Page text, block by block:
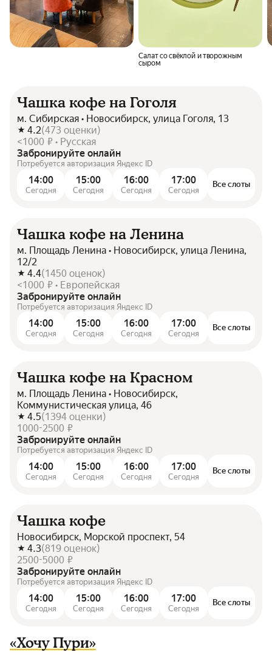
Салат со свёклой и творожным
сыром
Чашка кофе на Гоголя
м. Сибирская • Новосибирск, улица Гоголя, 13
4.2(473 оценки)
<1000 ₽ • Русская
Забронируйте онлайн
Потребуется авторизация Яндекс ID
14:00
Сегодня
15:00
Сегодня
16:00
Сегодня
17:00
Сегодня
Все слоты
Чашка кофе на Ленина
м. Площадь Ленина • Новосибирск, улица Ленина,
12/2
4.4(1450 оценок)
<1000 ₽ • Европейская
Забронируйте онлайн
Потребуется авторизация Яндекс ID
14:00
Сегодня
15:00
Сегодня
16:00
Сегодня
17:00
Сегодня
Все слоты
Чашка кофе на Красном
м. Площадь Ленина • Новосибирск,
Коммунистическая улица, 46
4.5(1394 оценки)
1000-2500 ₽
Забронируйте онлайн
Потребуется авторизация Яндекс ID
14:00
Сегодня
15:00
Сегодня
16:00
Сегодня
17:00
Сегодня
Все слоты
Чашка кофе
Новосибирск, Морской проспект, 54
4.3(819 оценок)
2500-5000 ₽
Забронируйте онлайн
Потребуется авторизация Яндекс ID
14:00
Сегодня
15:00
Сегодня
16:00
Сегодня
17:00
Сегодня
Все слоты
«Хочу Пури»